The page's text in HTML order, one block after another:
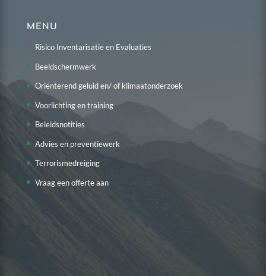
MENU
Risico Inventarisatie en Evaluaties
Beeldschermwerk
Oriënterend geluid en/ of klimaatonderzoek
Voorlichting en training
Beleidsnotities
Advies en preventiewerk
Terrorismedreiging
Vraag een offerte aan